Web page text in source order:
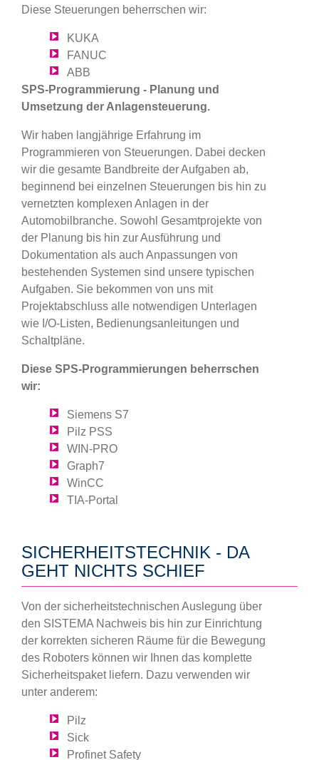
Diese Steuerungen beherrschen wir:
KUKA
FANUC
ABB
SPS-Programmierung - Planung und
Umsetzung der Anlagensteuerung.
Wir haben langjährige Erfahrung im
Programmieren von Steuerungen. Dabei decken
wir die gesamte Bandbreite der Aufgaben ab,
beginnend bei einzelnen Steuerungen bis hin zu
vernetzten komplexen Anlagen in der
Automobilbranche. Sowohl Gesamtprojekte von
der Planung bis hin zur Ausführung und
Dokumentation als auch Anpassungen von
bestehenden Systemen sind unsere typischen
Aufgaben. Sie bekommen von uns mit
Projektabschluss alle notwendigen Unterlagen
wie I/O-Listen, Bedienungsanleitungen und
Schaltpläne.
Diese SPS-Programmierungen beherrschen
wir:
Siemens S7
Pilz PSS
WIN-PRO
Graph7
WinCC
TIA-Portal
SICHERHEITSTECHNIK - DA
GEHT NICHTS SCHIEF
Von der sicherheitstechnischen Auslegung über
den SISTEMA Nachweis bis hin zur Einrichtung
der korrekten sicheren Räume für die Bewegung
des Roboters können wir Ihnen das komplette
Sicherheitspaket liefern. Dazu verwenden wir
unter anderem:
Pilz
Sick
Profinet Safety